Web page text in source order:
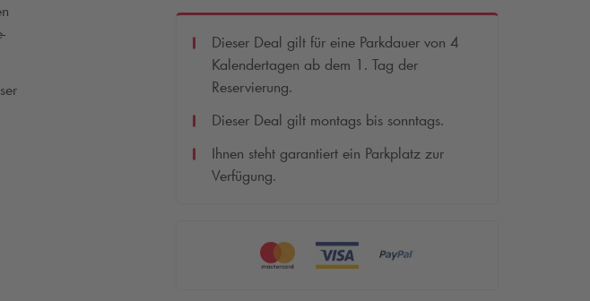
Dieser Deal gilt für eine Parkdauer von 4
Kalendertagen ab dem 1. Tag der
Reservierung.
Dieser Deal gilt montags bis sonntags.
Ihnen steht garantiert ein Parkplatz zur
Verfügung.